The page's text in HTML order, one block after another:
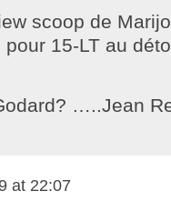
scoop de
15-LT au
…..Jean
at 22:07